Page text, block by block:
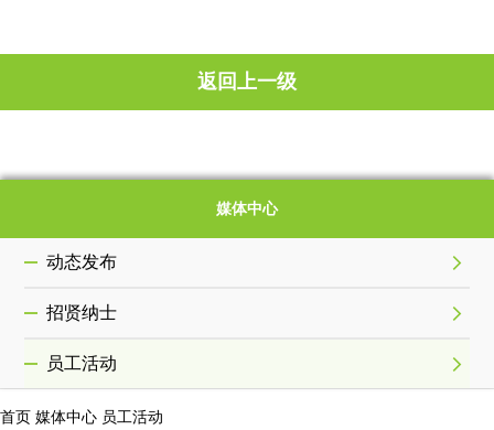
返回上一级
媒体中心
动态发布
招贤纳士
员工活动
首页 媒体中心 员工活动